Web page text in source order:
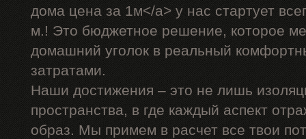
дома цена за 1м</a> у нас стартует
м.! Это бюджетное решение, которое
домашний уголок в реальный
затратами.
Наши достижения – это не лишь
пространства, в где каждый аспект
образ. Мы примем в расчет все твои